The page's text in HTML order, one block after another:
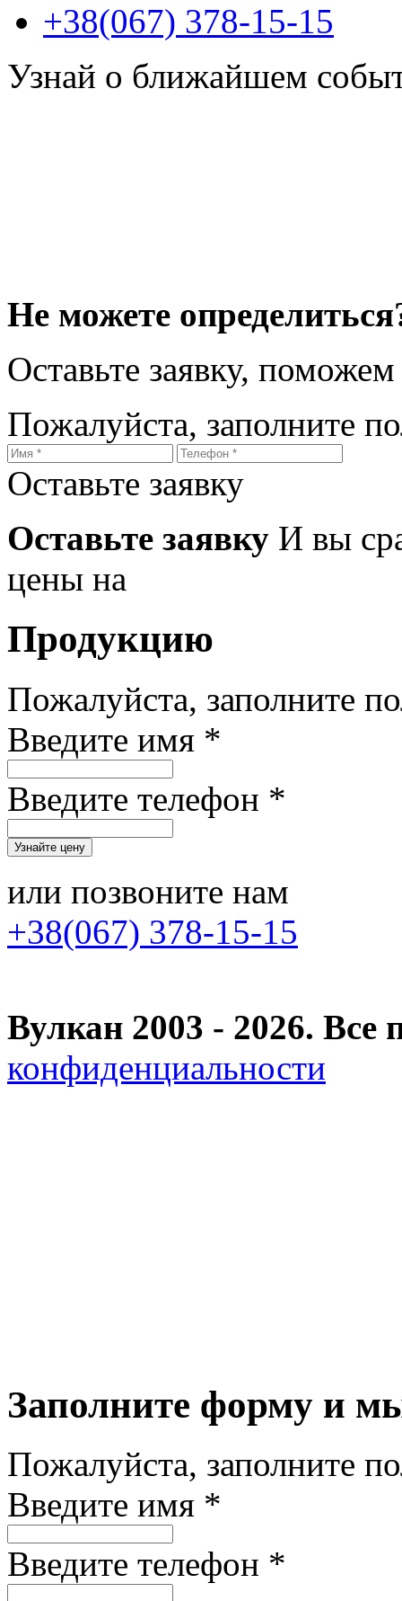
+38(067) 378-15-15
Узнай о ближайшем
Не можете
Оставьте заявку,
Пожалуйста, заполните
Оставьте заявку
Оставьте заявку И вы
цены на
Продукцию
Пожалуйста, заполните
Введите имя *
Введите телефон *
или позвоните нам
+38(067) 378-15-15
Вулкан 2003 - 2026.
конфиденциальности
Заполните форму и
Пожалуйста, заполните
Введите имя *
Введите телефон *